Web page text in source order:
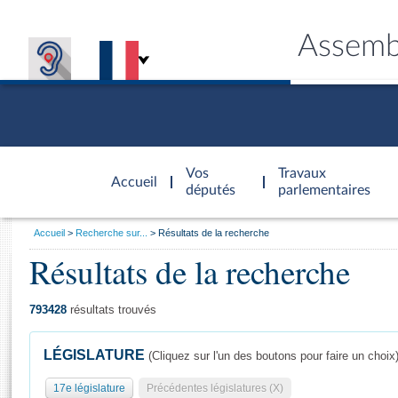
Accueil
d'accueil
Vos
députés
Travaux
parlementaires
Général
Vous
Accueil Recherche sur... Résultats de la recherche
Résultats de la recherche
793428 résultats trouvés
LÉGISLATURE (Cliquez sur l'un des boutons pour faire un choix)
17e législature Précédentes législatures (X)